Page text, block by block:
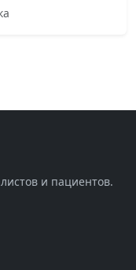
и пациентов.